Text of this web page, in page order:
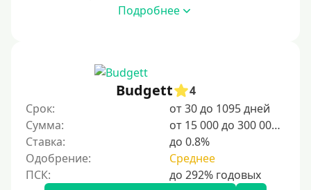
Возраст
С 17 лет
С 18 лет
Подробнее
Budgett
4
Срок:
от 30 до 1095 дней
Сумма:
от 15 000 до 300 000 ₽
Ставка:
до 0.8%
Одобрение:
Среднее